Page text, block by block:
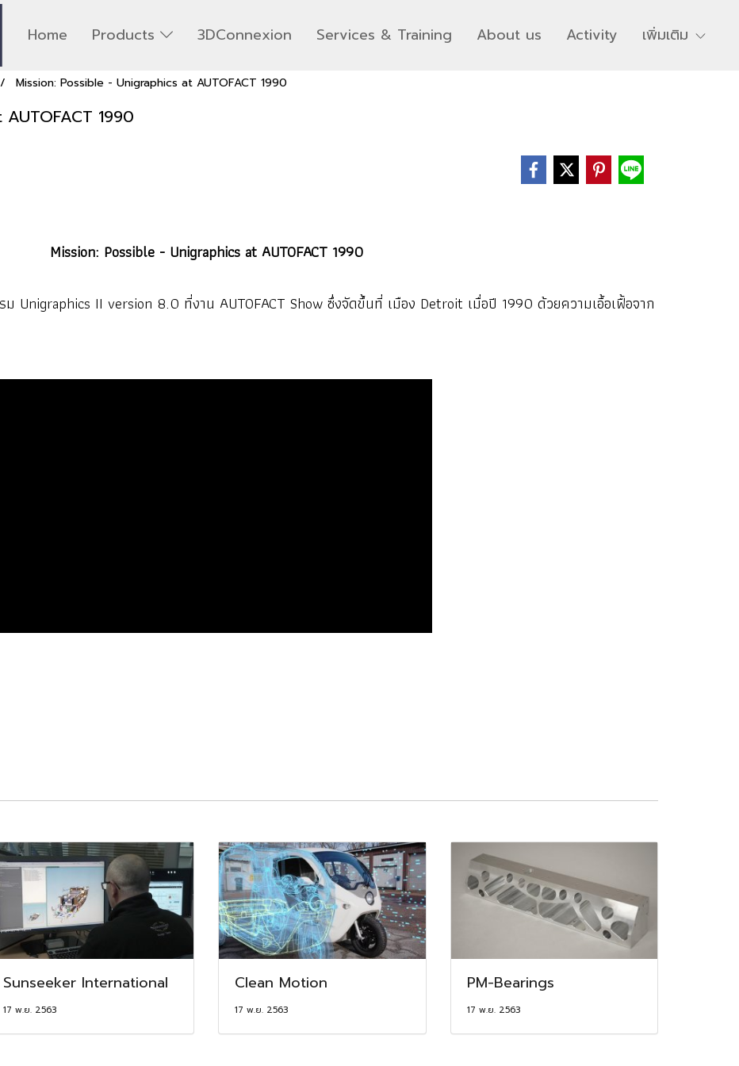
Home Products 3DConnexion Services & Training About us Activity เพิ่มเติม
Mission: Possible - Unigraphics at AUTOFACT 1990
1990
Mission: Possible - Unigraphics at AUTOFACT 1990
Unigraphics II version 8.0 ที่งาน AUTOFACT Show ซึ่งจัดขึ้นที่ เมือง Detroit เมื่อปี 1990 ด้วยความเอื้อเฟื้อจาก
Sunseeker International
17 พ.ย. 2563
Clean Motion
17 พ.ย. 2563
PM-Bearings
17 พ.ย. 2563